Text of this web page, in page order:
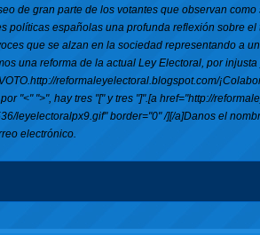
de gran parte de los votantes que observan
políticas españolas una profunda reflexión sobre
que se alzan en la sociedad representando a
una reforma de la actual Ley Electoral, por
reformaleyelectoral.blogspot.com/
"<" ">", hay tres "[" y tres "]".[a href="http://
leyelectoralpx9.gif" border="0" /][/a]Danos el
electrónico.